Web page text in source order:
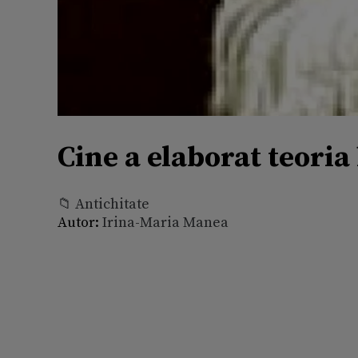
Cine a elaborat
📁 Antichitate
Autor: Irina-Maria Manea